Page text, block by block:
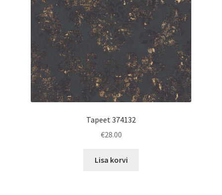
Tapeet 374132
€28.00
Lisa korvi